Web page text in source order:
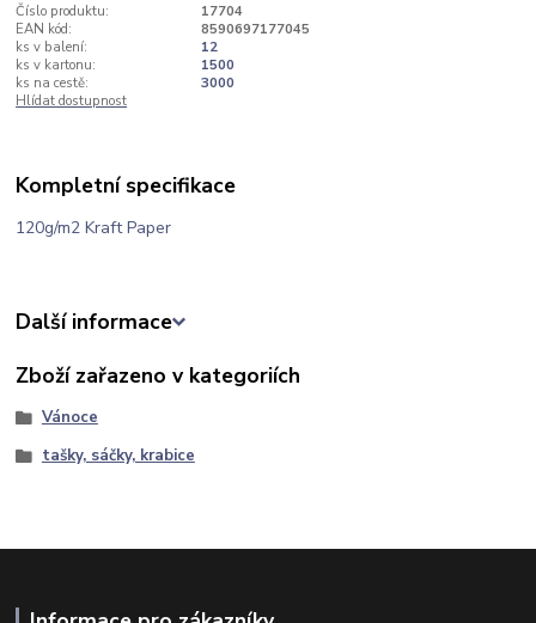
Číslo produktu:
17704
EAN kód:
8590697177045
ks v balení:
12
ks v kartonu:
1500
ks na cestě:
3000
Hlídat dostupnost
Kompletní specifikace
120g/m2 Kraft Paper
Další informace
Zboží zařazeno v kategoriích
Vánoce
tašky, sáčky, krabice